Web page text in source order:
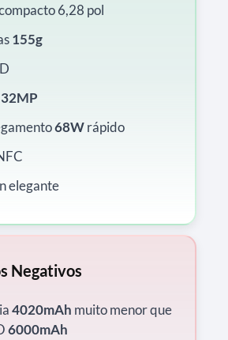
6,28 pol
155g
32MP
68Wrápido
elegante
Negativos
4020mAh muito menor que
6000mAh